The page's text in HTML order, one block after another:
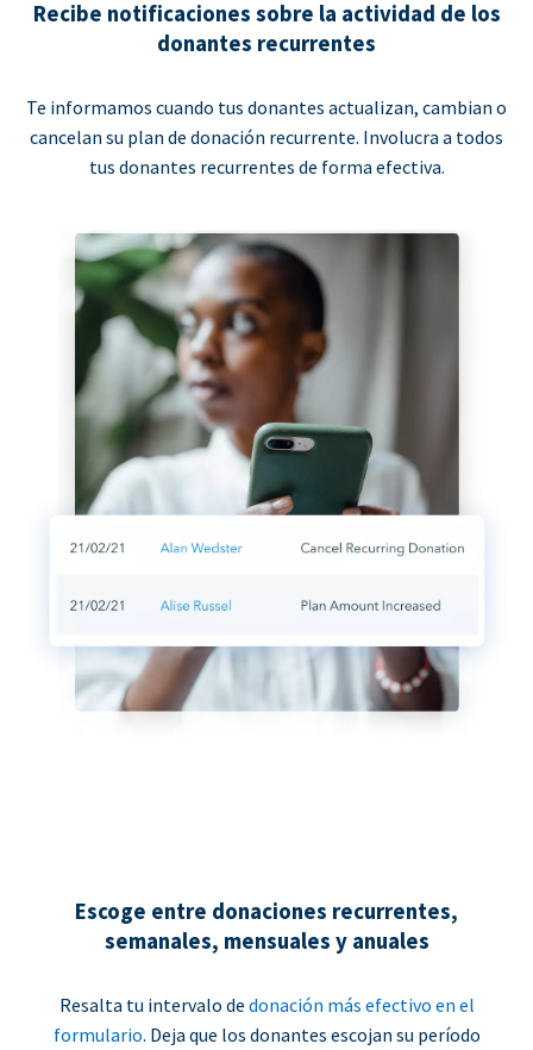
Recibe notificaciones sobre la actividad de los
donantes recurrentes
Te informamos cuando tus donantes actualizan, cambian o
cancelan su plan de donación recurrente. Involucra a todos
tus donantes recurrentes de forma efectiva.
Escoge entre donaciones recurrentes,
semanales, mensuales y anuales
Resalta tu intervalo de donación más efectivo en el
formulario. Deja que los donantes escojan su período